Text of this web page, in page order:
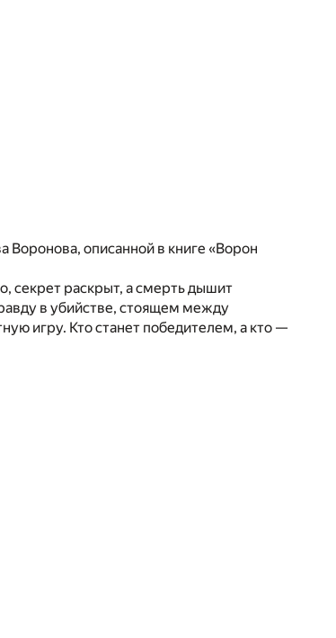
Воронова, описанной в книге «Ворон
секрет раскрыт, а смерть дышит
в убийстве, стоящем между
игру. Кто станет победителем, а кто —